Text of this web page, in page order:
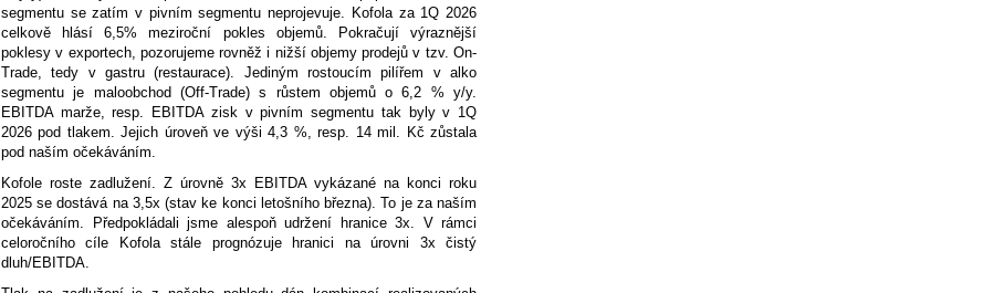
segmentu se zatím v pivním segmentu neprojevuje. Kofola za 1Q 2026
celkově hlásí 6,5% meziroční pokles objemů. Pokračují výraznější
poklesy v exportech, pozorujeme rovněž i nižší objemy prodejů v tzv. On-
Trade, tedy v gastru (restaurace). Jediným rostoucím pilířem v alko
segmentu je maloobchod (Off-Trade) s růstem objemů o 6,2 % y/y.
EBITDA marže, resp. EBITDA zisk v pivním segmentu tak byly v 1Q
2026 pod tlakem. Jejich úroveň ve výši 4,3 %, resp. 14 mil. Kč zůstala
pod naším očekáváním.
Kofole roste zadlužení. Z úrovně 3x EBITDA vykázané na konci roku
2025 se dostává na 3,5x (stav ke konci letošního března). To je za naším
očekáváním. Předpokládali jsme alespoň udržení hranice 3x. V rámci
celoročního cíle Kofola stále prognózuje hranici na úrovni 3x čistý
dluh/EBITDA.